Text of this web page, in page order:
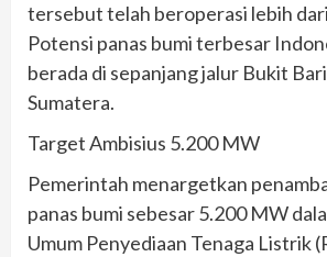
tersebut telah beroperasi lebih
Potensi panas bumi terbesar
berada di sepanjang jalur Bukit
Sumatera.
Target Ambisius 5.200 MW
Pemerintah menargetkan
panas bumi sebesar 5.200 MW
Umum Penyediaan Tenaga Listrik